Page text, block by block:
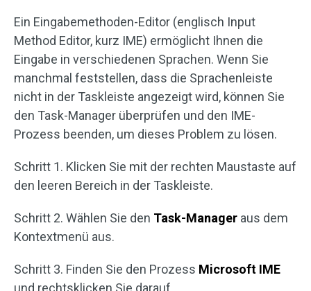
Ein Eingabemethoden-Editor (englisch Input
Method Editor, kurz IME) ermöglicht Ihnen die
Eingabe in verschiedenen Sprachen. Wenn Sie
manchmal feststellen, dass die Sprachenleiste
nicht in der Taskleiste angezeigt wird, können Sie
den Task-Manager überprüfen und den IME-
Prozess beenden, um dieses Problem zu lösen.
Schritt 1. Klicken Sie mit der rechten Maustaste auf
den leeren Bereich in der Taskleiste.
Schritt 2. Wählen Sie den Task-Manager aus dem
Kontextmenü aus.
Schritt 3. Finden Sie den Prozess Microsoft IME
und rechtsklicken Sie darauf.